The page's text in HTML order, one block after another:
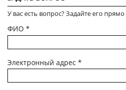
У вас есть вопрос? Задайте его прямо
ФИО *
Электронный адрес *